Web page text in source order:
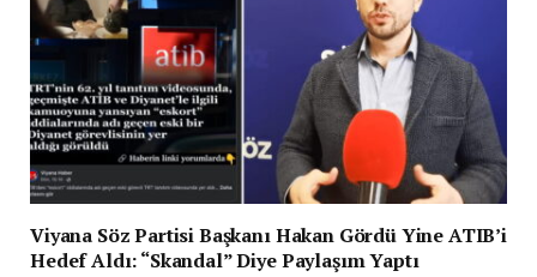
Viyana Söz Partisi Başkanı Hakan Gördü Yine ATIB’i
Hedef Aldı: “Skandal” Diye Paylaşım Yaptı